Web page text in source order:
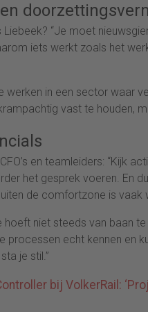
“Je moet
iets werkt zoals het
werken in een sector waar
vast te houden,
en teamleiders: “Kijk
het gesprek voeren. En
de comfortzone is vaak
niet steeds van baan
processen echt kennen en
je stil.”
bij VolkerRail: